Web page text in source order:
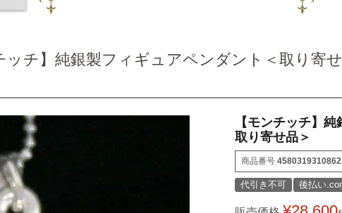
ッチ】純銀製フィギュアペンダント＜取り寄
【モンチッチ】
取り寄せ品＞
商品番号 4580319310862
代引き不可 後払い